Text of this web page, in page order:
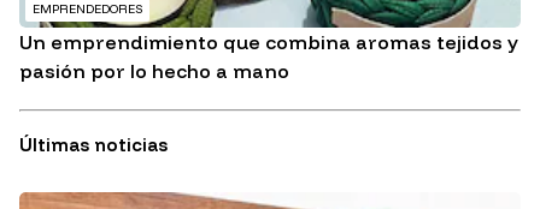
EMPRENDEDORES
Un emprendimiento que combina aromas tejidos y
pasión por lo hecho a mano
Últimas noticias